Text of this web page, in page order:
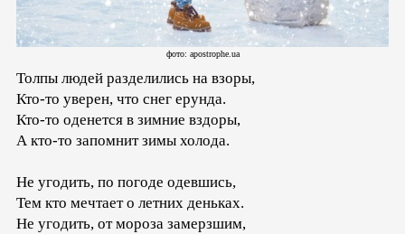
фото: apostrophe.ua
Толпы людей разделились на взоры,
Кто-то уверен, что снег ерунда.
Кто-то оденется в зимние вздоры,
А кто-то запомнит зимы холода.
Не угодить, по погоде одевшись,
Тем кто мечтает о летних деньках.
Не угодить, от мороза замерзшим,